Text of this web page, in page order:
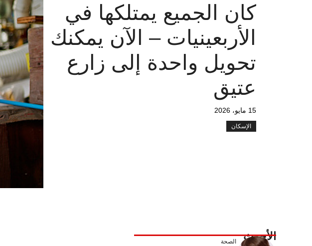
كان الجميع يمتلكها في
الأربعينيات – الآن يمكنك
تحويل واحدة إلى زارع
عتيق
15 مايو، 2026
الإسكان
الأحدث الصحة